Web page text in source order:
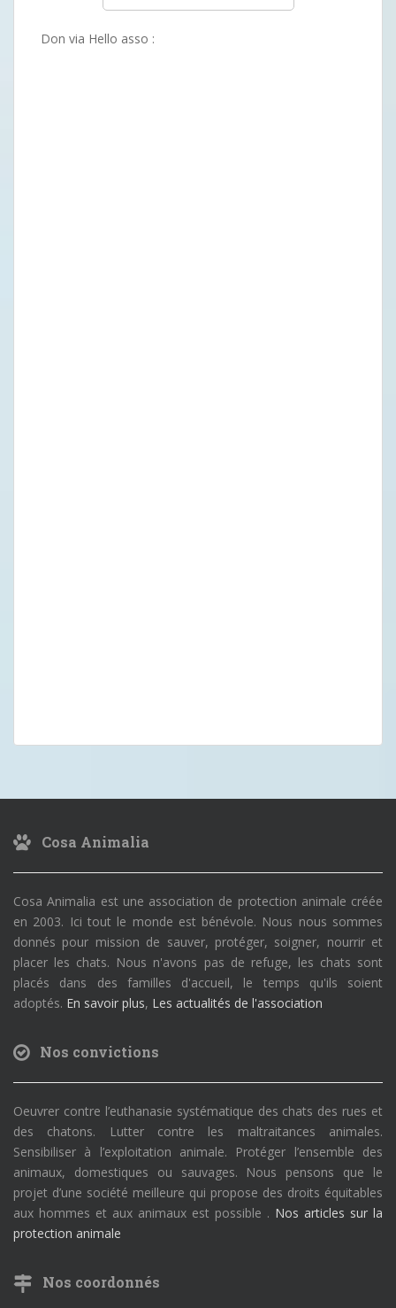
Don via Hello asso :
Cosa Animalia
Cosa Animalia est une association de protection animale créée
en 2003. Ici tout le monde est bénévole. Nous nous sommes
donnés pour mission de sauver, protéger, soigner, nourrir et
placer les chats. Nous n'avons pas de refuge, les chats sont
placés dans des familles d'accueil, le temps qu'ils soient
adoptés. En savoir plus, Les actualités de l'association
Nos convictions
Oeuvrer contre l’euthanasie systématique des chats des rues et
des chatons. Lutter contre les maltraitances animales.
Sensibiliser à l’exploitation animale. Protéger l’ensemble des
animaux, domestiques ou sauvages. Nous pensons que le
projet d’une société meilleure qui propose des droits équitables
aux hommes et aux animaux est possible . Nos articles sur la
protection animale
Nos coordonnés